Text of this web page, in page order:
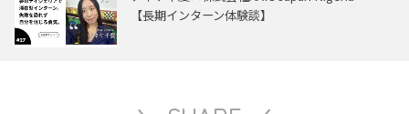
【長期インターン体験談】